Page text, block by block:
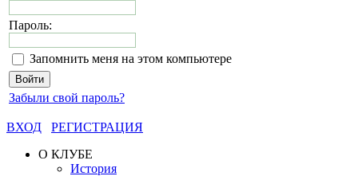
Пароль:
Запомнить меня на этом компьютере
Забыли свой пароль?
ВХОД
РЕГИСТРАЦИЯ
О КЛУБЕ
История